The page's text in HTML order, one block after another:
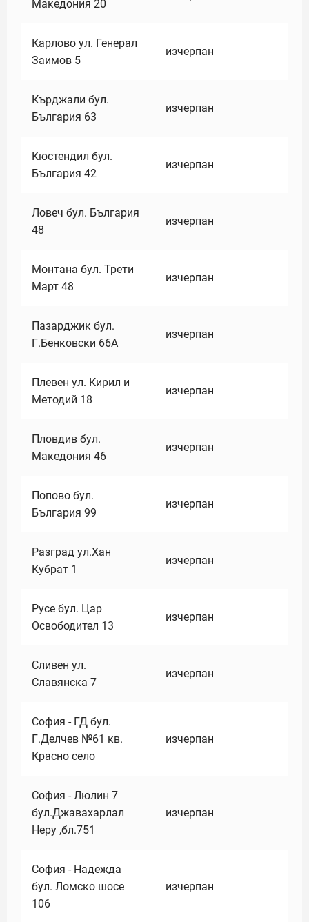
Македония 20
Карлово ул. Генерал
Заимов 5
изчерпан
Кърджали бул.
България 63
изчерпан
Кюстендил бул.
България 42
изчерпан
Ловеч бул. България
48
изчерпан
Монтана бул. Трети
Март 48
изчерпан
Пазарджик бул.
Г.Бенковски 66А
изчерпан
Плевен ул. Кирил и
Методий 18
изчерпан
Пловдив бул.
Македония 46
изчерпан
Попово бул.
България 99
изчерпан
Разград ул.Хан
Кубрат 1
изчерпан
Русе бул. Цар
Освободител 13
изчерпан
Сливен ул.
Славянска 7
изчерпан
София - ГД бул.
Г.Делчев №61 кв.
Красно село
изчерпан
София - Люлин 7
бул.Джавахарлал
Неру ,бл.751
изчерпан
София - Надежда
бул. Ломско шосе
106
изчерпан